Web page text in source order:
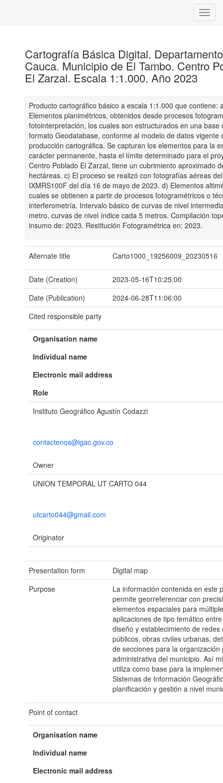
Cartografía Básica Digital.
Cauca. Municipio de El Tambo. Centro
El Zarzal. Escala 1:1.000. Año 2023
Producto cartográfico básico a escala 1:1.000 que contiene:
Elementos planimétricos, obtenidos desde procesos
fotointerpretación, los cuales son estructurados en una base
formato Geodatabase, conforme al modelo de datos vigente
producción cartográfica. Se capturan los elementos para la
carácter permanente, hasta el límite determinado para el
Centro Poblado El Zarzal, tiene un cubrimiento aproximado
hectáreas. c) El proceso se realizó con fotografías aéreas
IXMRS100F del día 16 de mayo de 2023. d) Elementos
cuales se obtienen a partir de procesos fotogramétricos o
interferometría. Intervalo básico de curvas de nivel
metro, curvas de nivel índice cada 5 metros. Compilación
insumo de: 2023. Restitución Fotogramétrica en: 2023.
Alternate title Carto1000_19256009_20230516
Date (Creation)
2023-05-16T10:25:00
Date (Publication)
2024-06-28T11:06:00
Cited responsible party
Organisation name
Individual name
Electronic mail address
Role
Instituto Geográfico Agustín Codazzi
contactenos@igac.gov.co
Owner
UNION TEMPORAL UT CARTO 044
utcarto044@gmail.com
Originator
Presentation form
Digital map
Purpose
La información contenida en este
permite georreferenciar con
elementos espaciales para
aplicaciones de tipo temático
diseño y establecimiento de redes
públicos, obras civiles urbanas,
de secciones para la organización
administrativa del municipio. Así
utiliza como base para la
Sistemas de Información
planificación y gestión a nivel
Point of contact
Organisation name
Individual name
Electronic mail address